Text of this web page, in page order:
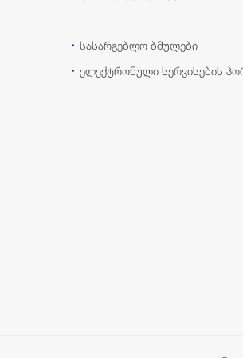
სასარგებლო ბმულები
ელექტრონული სერვისების